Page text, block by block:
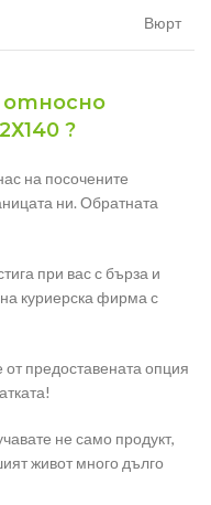
Вюрт
относно
?
на посочените
ни. Обратната
при вас с бърза и
куриерска фирма с
предоставената опция
не само продукт,
живот много дълго